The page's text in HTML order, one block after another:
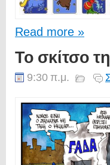
Read more »
Το σκίτσο
9:30 π.μ.